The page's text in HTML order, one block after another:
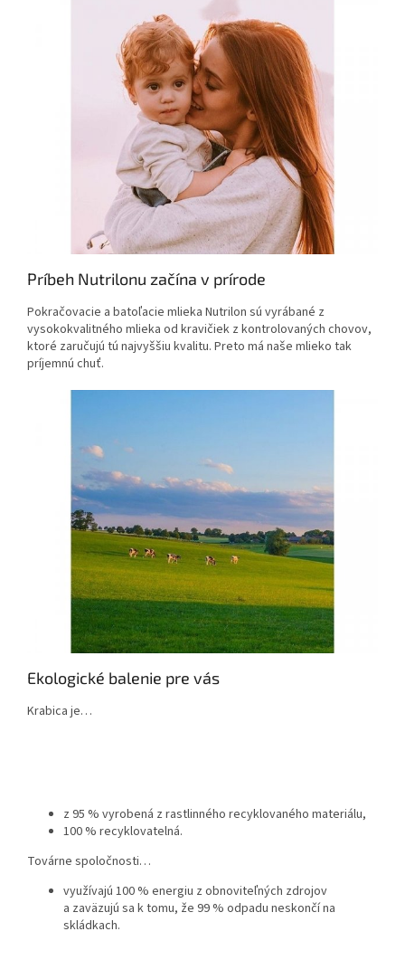
Príbeh Nutrilonu začína v prírode
Pokračovacie a batoľacie mlieka Nutrilon sú vyrábané z
vysokokvalitného mlieka od kravičiek z kontrolovaných chovov,
ktoré zaručujú tú najvyššiu kvalitu. Preto má naše mlieko tak
príjemnú chuť.
Ekologické balenie pre vás
Krabica je…
z 95 % vyrobená z rastlinného recyklovaného materiálu,
100 % recyklovatelná.
Továrne spoločnosti…
využívajú 100 % energiu z obnoviteľných zdrojov
a zaväzujú sa k tomu, že 99 % odpadu neskončí na
skládkach.